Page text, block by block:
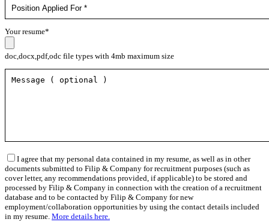
Your resume*
doc,docx,pdf,odc file types with 4mb maximum size
I agree that my personal data contained in my resume, as well as in other
documents submitted to Filip & Company for recruitment purposes (such as
cover letter, any recommendations provided, if applicable) to be stored and
processed by Filip & Company in connection with the creation of a recruitment
database and to be contacted by Filip & Company for new
employment/collaboration opportunities by using the contact details included
in my resume. More details here.